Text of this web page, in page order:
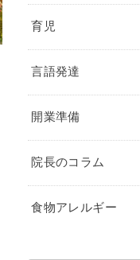
育児
言語発達
開業準備
院長のコラム
食物アレルギー